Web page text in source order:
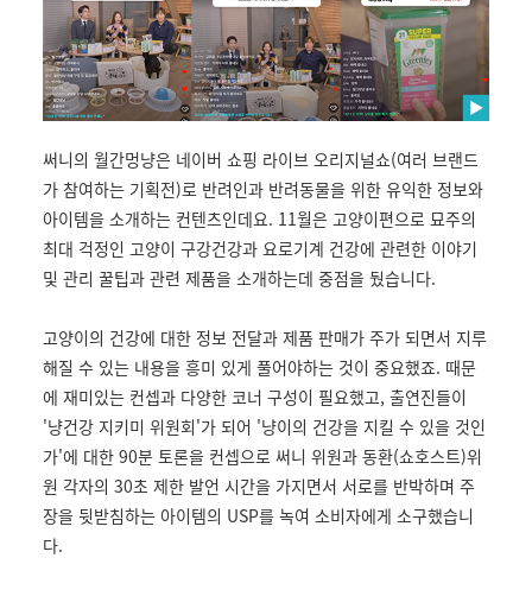
써니의 월간멍냥은 네이버 쇼핑 라이브 오리지널쇼(여러 브랜드
가 참여하는 기획전)로 반려인과 반려동물을 위한 유익한 정보와
아이템을 소개하는 컨텐츠인데요. 11월은 고양이편으로 묘주의
최대 걱정인 고양이 구강건강과 요로기계 건강에 관련한 이야기
및 관리 꿀팁과 관련 제품을 소개하는데 중점을 뒀습니다.
고양이의 건강에 대한 정보 전달과 제품 판매가 주가 되면서 지루
해질 수 있는 내용을 흥미 있게 풀어야하는 것이 중요했죠. 때문
에 재미있는 컨셉과 다양한 코너 구성이 필요했고, 출연진들이
'냥건강 지키미 위원회'가 되어 '냥이의 건강을 지킬 수 있을 것인
가'에 대한 90분 토론을 컨셉으로 써니 위원과 동환(쇼호스트)위
원 각자의 30초 제한 발언 시간을 가지면서 서로를 반박하며 주
장을 뒷받침하는 아이템의 USP를 녹여 소비자에게 소구했습니
다.